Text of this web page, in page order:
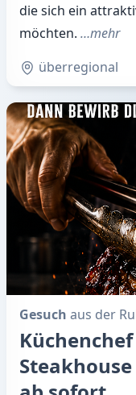
die sich ein
möchten. …mehr
überregional
Gesuch aus der